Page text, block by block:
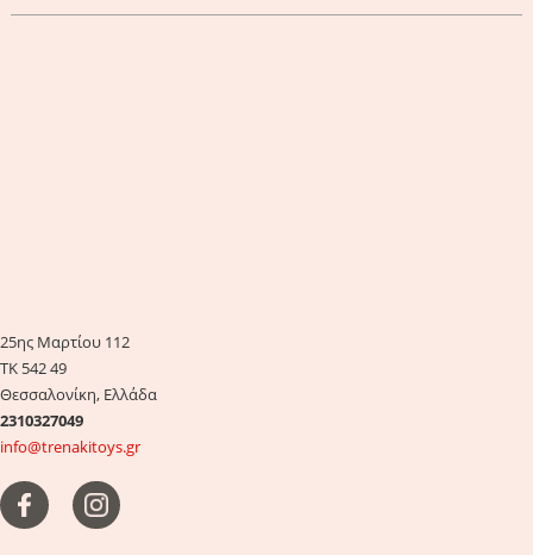
25ης Μαρτίου 112
ΤΚ 542 49
Θεσσαλονίκη, Ελλάδα
2310327049
info@trenakitoys.gr